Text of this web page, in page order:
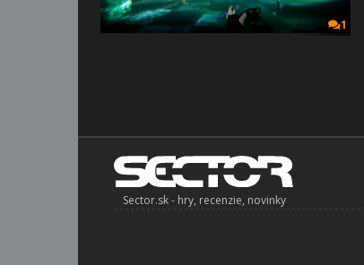
1
Sector.sk - hry, recenzie, novinky